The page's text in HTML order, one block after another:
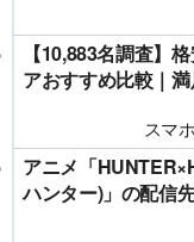
【10,883名調査】
アおすすめ比較｜
スマ
アニメ「
ハンター)」の配信